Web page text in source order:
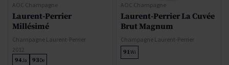
AOC Champagne
Laurent-Perrier
Millésimé
Champagne Laurent-Perrier
2012
94Ja 93De
AOC Champagne
Laurent-Perrier La Cuvée
Brut Magnum
Champagne Laurent-Perrier
91Wi